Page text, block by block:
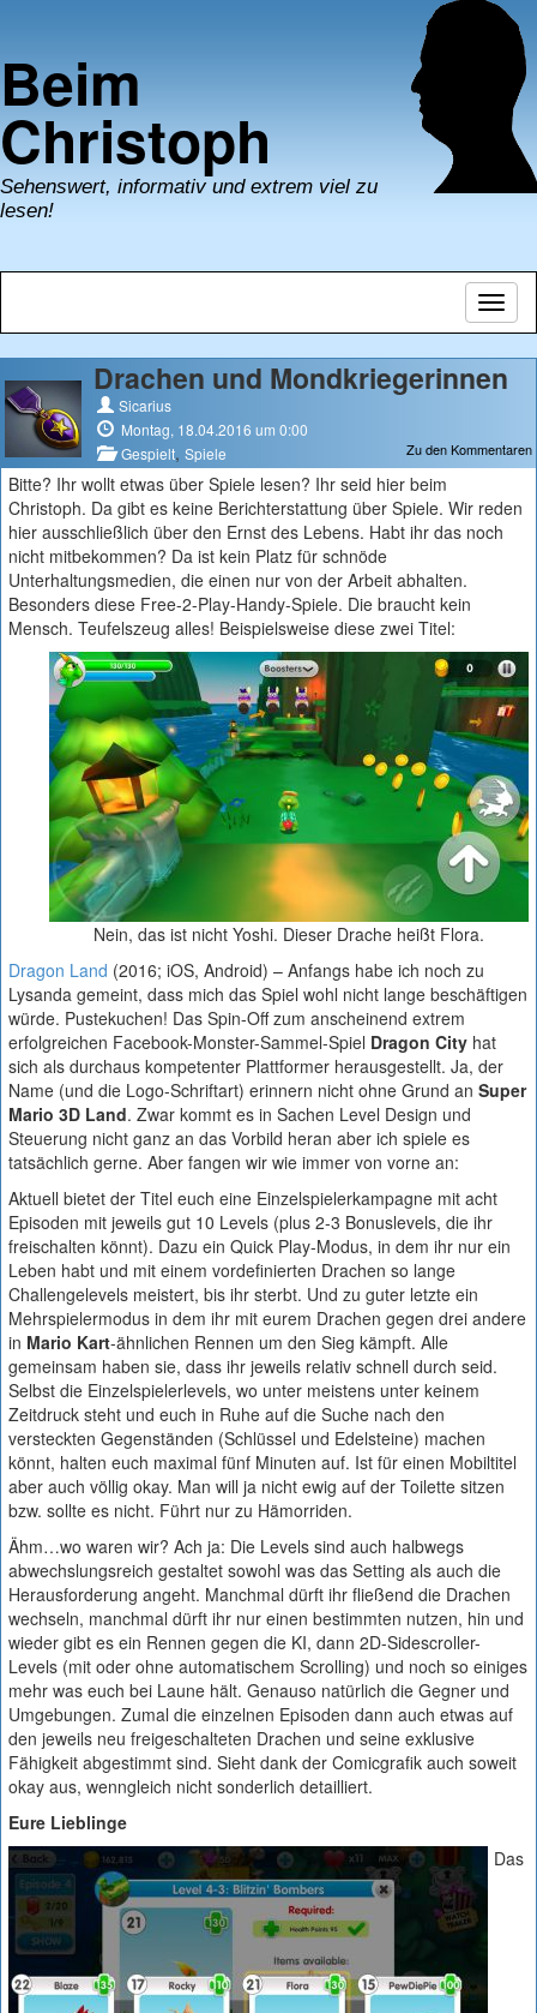
Beim
Christoph
Sehenswert, informativ und extrem viel zu
lesen!
Drachen und Mondkriegerinnen
Sicarius
Montag, 18.04.2016 um 0:00
Zu den Kommentaren
Gespielt, Spiele
Bitte? Ihr wollt etwas über Spiele lesen? Ihr seid hier beim
Christoph. Da gibt es keine Berichterstattung über Spiele. Wir reden
hier ausschließlich über den Ernst des Lebens. Habt ihr das noch
nicht mitbekommen? Da ist kein Platz für schnöde
Unterhaltungsmedien, die einen nur von der Arbeit abhalten.
Besonders diese Free-2-Play-Handy-Spiele. Die braucht kein
Mensch. Teufelszeug alles! Beispielsweise diese zwei Titel:
Nein, das ist nicht Yoshi. Dieser Drache heißt Flora.
Dragon Land (2016; iOS, Android) – Anfangs habe ich noch zu
Lysanda gemeint, dass mich das Spiel wohl nicht lange beschäftigen
würde. Pustekuchen! Das Spin-Off zum anscheinend extrem
erfolgreichen Facebook-Monster-Sammel-Spiel Dragon City hat
sich als durchaus kompetenter Plattformer herausgestellt. Ja, der
Name (und die Logo-Schriftart) erinnern nicht ohne Grund an Super
Mario 3D Land. Zwar kommt es in Sachen Level Design und
Steuerung nicht ganz an das Vorbild heran aber ich spiele es
tatsächlich gerne. Aber fangen wir wie immer von vorne an:
Aktuell bietet der Titel euch eine Einzelspielerkampagne mit acht
Episoden mit jeweils gut 10 Levels (plus 2-3 Bonuslevels, die ihr
freischalten könnt). Dazu ein Quick Play-Modus, in dem ihr nur ein
Leben habt und mit einem vordefinierten Drachen so lange
Challengelevels meistert, bis ihr sterbt. Und zu guter letzte ein
Mehrspielermodus in dem ihr mit eurem Drachen gegen drei andere
in Mario Kart-ähnlichen Rennen um den Sieg kämpft. Alle
gemeinsam haben sie, dass ihr jeweils relativ schnell durch seid.
Selbst die Einzelspielerlevels, wo unter meistens unter keinem
Zeitdruck steht und euch in Ruhe auf die Suche nach den
versteckten Gegenständen (Schlüssel und Edelsteine) machen
könnt, halten euch maximal fünf Minuten auf. Ist für einen Mobiltitel
aber auch völlig okay. Man will ja nicht ewig auf der Toilette sitzen
bzw. sollte es nicht. Führt nur zu Hämorriden.
Ähm…wo waren wir? Ach ja: Die Levels sind auch halbwegs
abwechslungsreich gestaltet sowohl was das Setting als auch die
Herausforderung angeht. Manchmal dürft ihr fließend die Drachen
wechseln, manchmal dürft ihr nur einen bestimmten nutzen, hin und
wieder gibt es ein Rennen gegen die KI, dann 2D-Sidescroller-
Levels (mit oder ohne automatischem Scrolling) und noch so einiges
mehr was euch bei Laune hält. Genauso natürlich die Gegner und
Umgebungen. Zumal die einzelnen Episoden dann auch etwas auf
den jeweils neu freigeschalteten Drachen und seine exklusive
Fähigkeit abgestimmt sind. Sieht dank der Comicgrafik auch soweit
okay aus, wenngleich nicht sonderlich detailliert.
Eure Lieblinge
Das